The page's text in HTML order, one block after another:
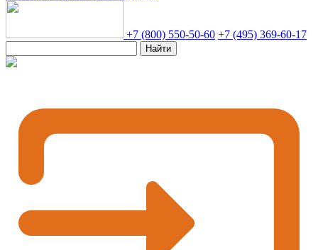
+7 (800) 550-50-60 +7 (495) 369-60-17
Найти